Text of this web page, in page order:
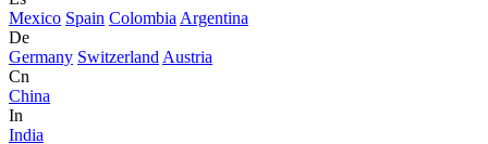
Mexico Spain Colombia Argentina
De
Germany Switzerland Austria
Cn
China
In
India